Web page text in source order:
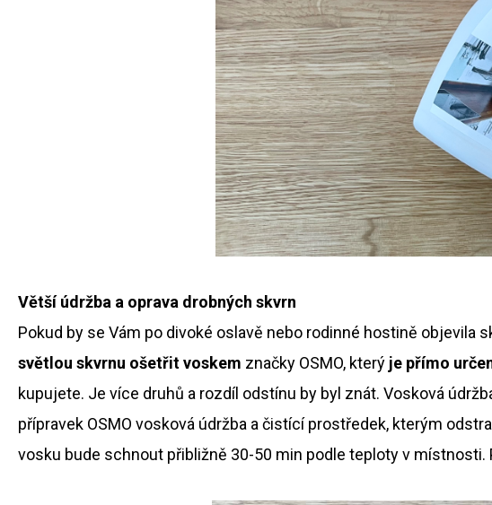
Větší údržba a oprava drobných skvrn
Pokud by se Vám po divoké oslavě nebo rodinné hostině objevila
světlou skvrnu ošetřit voskem značky OSMO, který je přímo
kupujete. Je více druhů a rozdíl odstínu by byl znát. Vosková
přípravek OSMO vosková údržba a čistící prostředek, kterým
vosku bude schnout přibližně 30-50 min podle teploty v